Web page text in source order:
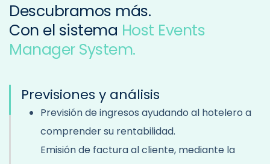
Descubramos más.
Con el sistema Host Events
Manager System.
Previsiones y análisis
Previsión de ingresos ayudando al hotelero a
comprender su rentabilidad.
Emisión de factura al cliente, mediante la